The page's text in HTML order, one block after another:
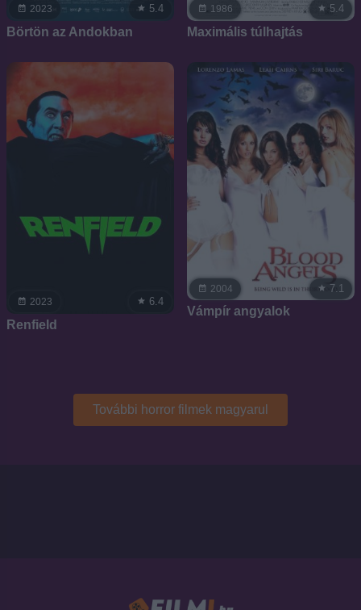
2023 5.4
Börtön az Andokban
1986 5.4
Maximális túlhajtás
2023 6.4
Renfield
2004 7.1
Vámpír angyalok
További horror filmek magyarul